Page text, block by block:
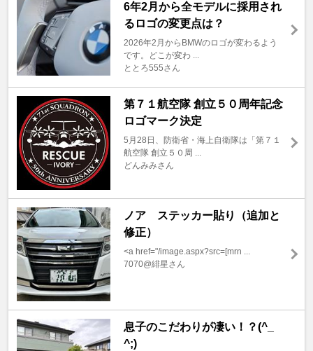
6年2月から全モデルに採用され
るロゴの変更点は？
2026年2月からBMWのロゴが変わるよう
です。どこが変わ ...
ととろ555さん
第７１航空隊 創立５０周年記念
ロゴマーク決定
5月28日、防衛省・海上自衛隊は「第７１
航空隊 創立５０周 ...
どんみみさん
ノア ステッカー貼り（追加と
修正）
<a href="/image.aspx?src=[mrn ...
7070@緋星さん
息子のこだわりが凄い！？(^_
^;)